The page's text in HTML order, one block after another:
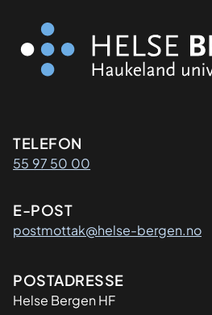
Kontaktinformasjon
TELEFON
55 97 50 00
E-POST
postmottak@helse-bergen.no
Adresse
POSTADRESSE
Helse Bergen HF